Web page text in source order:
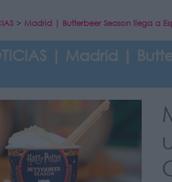
> Madrid | Butterbeer Season llega a
| Madrid |